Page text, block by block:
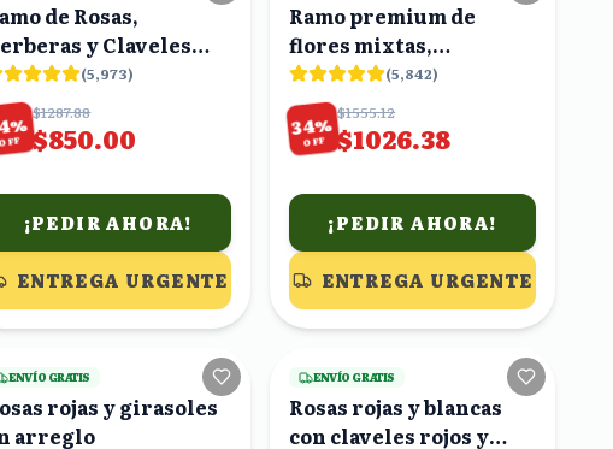
de Rosas,
y Claveles
y Naranjas
(5,973)
%
OFF
$1287.88
$850.00
¡PEDIR AHORA!
ENTREGA URGENTE
Ramo premium de
flores mixtas,
gerberas, rosas,
claveles
(5,842)
34%
OFF
$1555.12
$1026.38
¡PEDIR AHORA!
ENTREGA URGENTE
16viendo
ENVÍO GRATIS
rojas y girasoles
arreglo
17viendo
ENVÍO GRATIS
Rosas rojas y blancas
con claveles rojos y